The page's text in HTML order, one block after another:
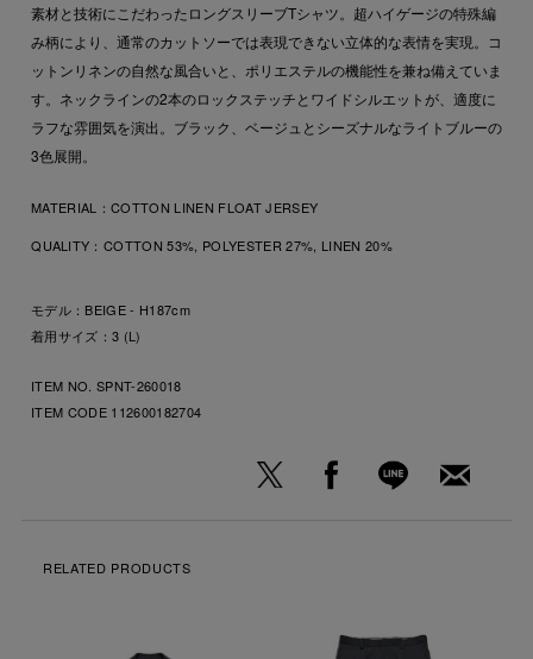
素材と技術にこだわったロングスリーブTシャツ。超ハイゲージの特殊編
み柄により、通常のカットソーでは表現できない立体的な表情を実現。コ
ットンリネンの自然な風合いと、ポリエステルの機能性を兼ね備えていま
す。ネックラインの2本のロックステッチとワイドシルエットが、適度に
ラフな雰囲気を演出。ブラック、ベージュとシーズナルなライトブルーの
3色展開。
MATERIAL： COTTON LINEN FLOAT JERSEY
QUALITY： COTTON 53%, POLYESTER 27%, LINEN 20%
モデル：BEIGE - H187cm
着用サイズ：3 (L)
ITEM NO. SPNT-260018
ITEM CODE 112600182704
RELATED PRODUCTS